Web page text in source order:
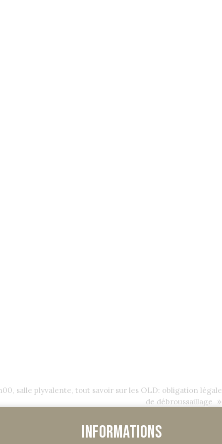
salle plyvalente, tout savoir sur les OLD: obligation légale
de débroussaillage »
Informations